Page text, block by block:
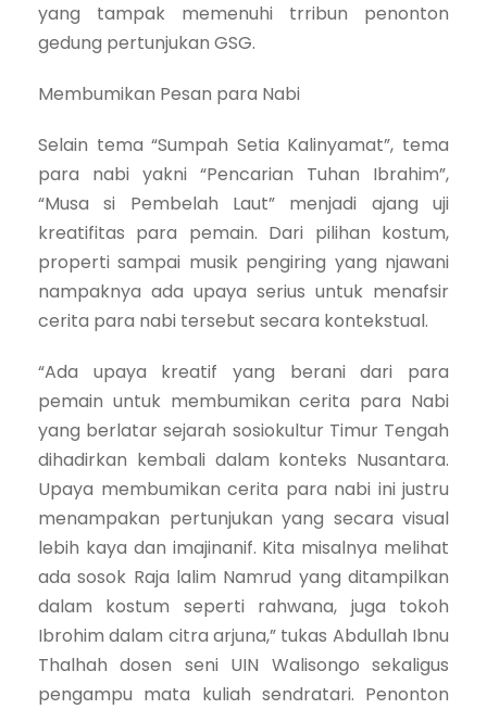
yang tampak memenuhi trribun penonton
gedung pertunjukan GSG.
Membumikan Pesan para Nabi
Selain tema “Sumpah Setia Kalinyamat”, tema
para nabi yakni “Pencarian Tuhan Ibrahim”,
“Musa si Pembelah Laut” menjadi ajang uji
kreatifitas para pemain. Dari pilihan kostum,
properti sampai musik pengiring yang njawani
nampaknya ada upaya serius untuk menafsir
cerita para nabi tersebut secara kontekstual.
“Ada upaya kreatif yang berani dari para
pemain untuk membumikan cerita para Nabi
yang berlatar sejarah sosiokultur Timur Tengah
dihadirkan kembali dalam konteks Nusantara.
Upaya membumikan cerita para nabi ini justru
menampakan pertunjukan yang secara visual
lebih kaya dan imajinanif. Kita misalnya melihat
ada sosok Raja lalim Namrud yang ditampilkan
dalam kostum seperti rahwana, juga tokoh
Ibrohim dalam citra arjuna,” tukas Abdullah Ibnu
Thalhah dosen seni UIN Walisongo sekaligus
pengampu mata kuliah sendratari. Penonton